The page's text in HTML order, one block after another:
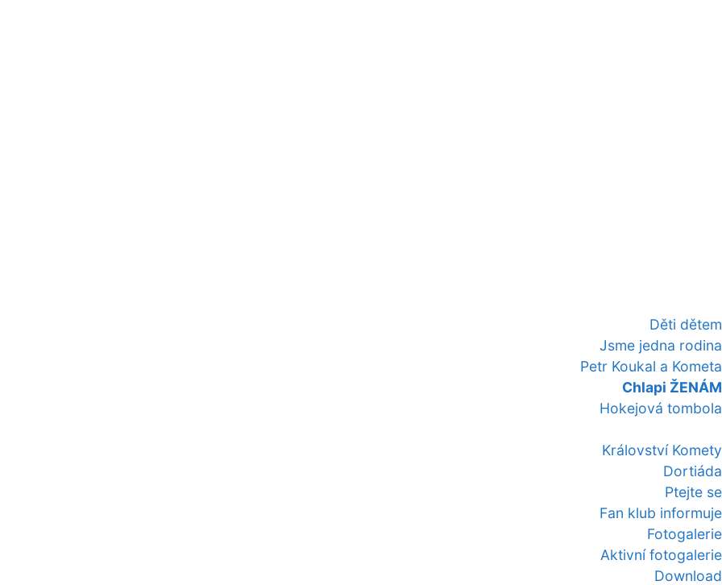
Děti dětem
Jsme jedna rodina
Petr Koukal a Kometa
Chlapi ŽENÁM
Hokejová tombola
Království Komety
Dortiáda
Ptejte se
Fan klub informuje
Fotogalerie
Aktivní fotogalerie
Download